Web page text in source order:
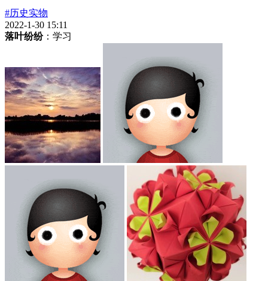
#历史实物
2022-1-30 15:11
落叶纷纷：学习